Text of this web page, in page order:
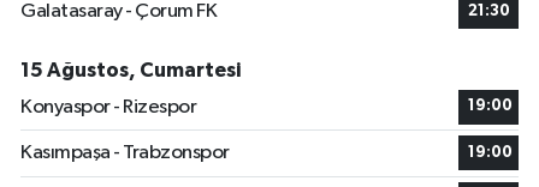
Galatasaray - Çorum FK
21:30
15 Ağustos, Cumartesi
Konyaspor - Rizespor
19:00
Kasımpaşa - Trabzonspor 19:00